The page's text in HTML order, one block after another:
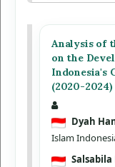
Analysis of
on the
Indonesia's
(2020-2024)
Dyah
Islam